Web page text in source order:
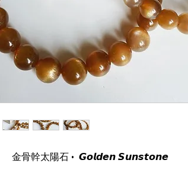
金骨幹太陽石 • 𝙂𝙤𝙡𝙙𝙚𝙣 𝙎𝙪𝙣𝙨𝙩𝙤𝙣𝙚